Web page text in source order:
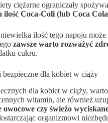
ciężarne ograniczały
ilość Coca-Coli (lub Coca
ilość tego napoju
zawsze warto rozważyć
cukru.
dla kobiet w ciąży
dla kobiet w ciąży,
witamin, ale również
czy świeżo
organizmowi